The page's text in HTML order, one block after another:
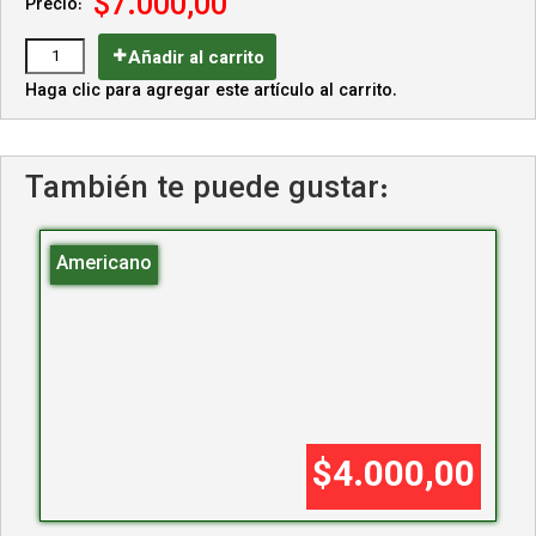
Precio:
Añadir al carrito
Haga clic para agregar este artículo al carrito.
También te puede gustar:
Americano
$4.000,00